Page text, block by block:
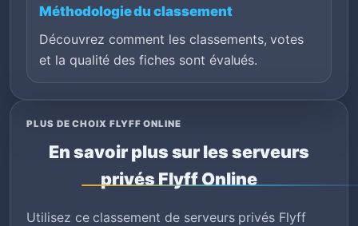
Méthodologie du classement
Découvrez comment les classements, votes
et la qualité des fiches sont évalués.
PLUS DE CHOIX FLYFF ONLINE
En savoir plus sur les serveurs
privés Flyff Online
Utilisez ce classement de serveurs privés Flyff